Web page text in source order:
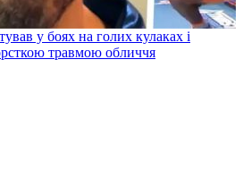
у боях на голих кулаках і
травмою обличчя